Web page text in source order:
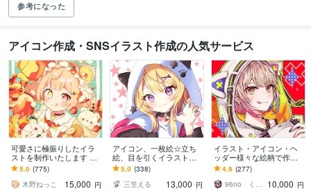
参考になった
アイコン作成・SNSイラスト作成の人気サービス
可愛さに極振りしたイラ
ストを制作いたします ★
商用利用＆二次利用込
み！ミニキャラは小物２
点まで無料！★
5.0 (775)
木野ねっこ
15,000 円
アイコン、一枚絵☆立ち
絵、目を引くイラスト描
きます イリアム、サム
ネ、live2D、YouTube、歌
ってみたも
5.0 (338)
三笠える
13,000 円
イラスト・アイコン・ヘ
ッダー様々な絵柄で作成
します 商用可！似顔絵・
ブログ・インスタ・動画
配信サムネ等用途様々！
4.9 (277)
96no くろの
10,000 円